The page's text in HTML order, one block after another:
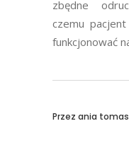
zbędne
czemu
funkcjonować
Przez ania